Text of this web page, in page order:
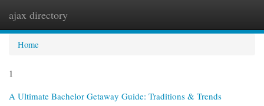
ajax directory
Home
1
A Ultimate Bachelor Getaway Guide: Traditions & Trends